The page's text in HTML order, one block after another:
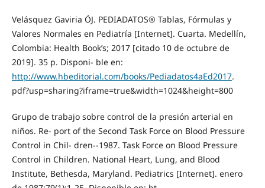
Velásquez Gaviria ÓJ. PEDIADATOS® Tablas, Fórmulas y
Valores Normales en Pediatría [Internet]. Cuarta. Medellín,
Colombia: Health Book’s; 2017 [citado 10 de octubre de
2019]. 35 p. Disponi- ble en:
http://www.hbeditorial.com/books/Pediadatos4aEd2017.
pdf?usp=sharing?iframe=true&width=1024&height=800
Grupo de trabajo sobre control de la presión arterial en
niños. Re- port of the Second Task Force on Blood Pressure
Control in Chil- dren--1987. Task Force on Blood Pressure
Control in Children. National Heart, Lung, and Blood
Institute, Bethesda, Maryland. Pediatrics [Internet]. enero